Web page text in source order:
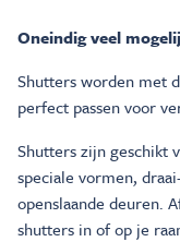
Oneindig veel
Shutters worden met
perfect passen voor
Shutters zijn geschikt
speciale vormen,
openslaande deuren.
shutters in of op je